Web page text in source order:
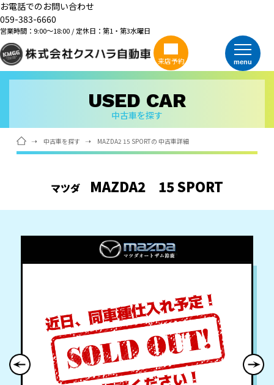
お電話でのお問い合わせ
059-383-6660
営業時間：9:00～18:00 / 定休日：第1・第3水曜日
来店予約 menu
USED CAR
中古車を探す
中古車を探す MAZDA2 15 SPORTの 中古車詳細
マツダ MAZDA2 15 SPORT